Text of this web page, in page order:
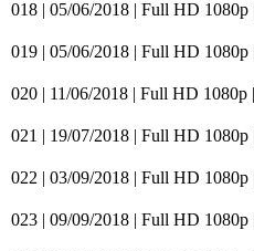
018 | 05/06/2018 | Full HD 1080p
019 | 05/06/2018 | Full HD
020 | 11/06/2018 | Full HD 1080p
021 | 19/07/2018 | Full HD 1080p
022 | 03/09/2018 | Full HD 1080p
023 | 09/09/2018 | Full HD 1080p